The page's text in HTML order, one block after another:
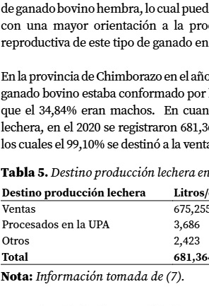
Tabla 5. Destino producción lechera en
Nota: Información tomada de (7).
de ganado bovino hembra, lo cual puede
con una mayor orientación a la
reproductiva de este tipo de ganado en la
En la provincia de Chimborazo en el año
ganado bovino estaba conformado por
que el 34,84% eran machos.
En
lechera, en el 2020 se registraron 681,364
los cuales el 99,10% se destinó a la venta
Destino producción lechera
Litros/
Ventas
675,255
Procesados en la UPA
3,686
Otros
2,423
Total
681,364